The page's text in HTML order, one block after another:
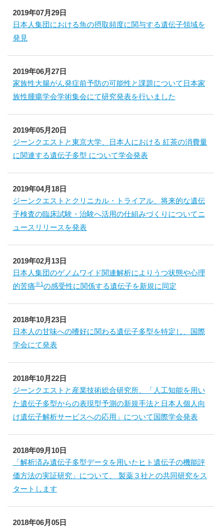
2019年07月29日
日本人集団における魚の摂取頻度に関与する遺伝子領域を
発見
2019年06月27日
家族性大腸がん発症前予防の可能性と課題について日本家
族性腫瘍学会学術集会にて研究発表を行いました
2019年05月20日
ジーンクエストと東京大学、日本人における 紅茶の消費量
に関連する遺伝子多型 について学会発表
2019年04月18日
ジーンクエストとクリニカル・トライアル、将来的な遺伝
子検査の臨床試験・治験へ活用の仕組みづくりについてニ
ュースリリースを発表
2019年02月13日
日本人集団のゲノムワイド関連解析によりうつ状態や心理
的苦痛※1の感受性に関係する遺伝子を新規に同定
2018年10月23日
日本人の甘味への嗜好に関わる遺伝子多型を特定し、国際
学会にて発表
2018年10月22日
ジーンクエストと産業技術総合研究所、「人工知能を用い
た遺伝子多型からの表現型予測の新規手法と日本人個人向
け遺伝子解析サービスへの応用」について国際学会発表
2018年09月10日
「解析済み遺伝子多型データを用いたヒト遺伝子の機能評
価方法の実証研究」について、 製薬３社との共同研究をス
タートします
2018年06月05日